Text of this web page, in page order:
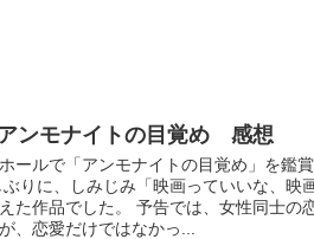
ンモナイトの目覚め 感想
ールで「アンモナイトの目覚め」を鑑
りに、しみじみ「映画っていいな、映
た作品でした。 予告では、女性同士の
、恋愛だけではなかっ...